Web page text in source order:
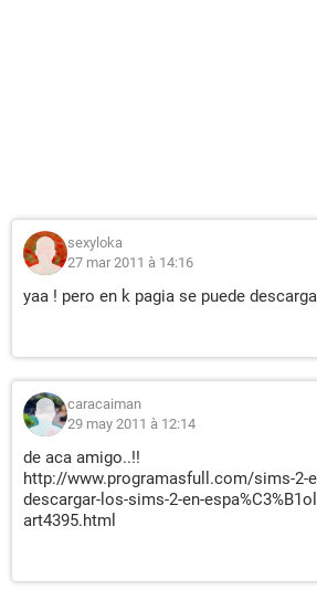
sexyloka
27 mar 2011 à 14:16
yaa ! pero en k pagia se puede
caracaiman
29 may 2011 à 12:14
de aca amigo..!!
http://www.programasfull.com/sims-2-
descargar-los-sims-2-en-
art4395.html